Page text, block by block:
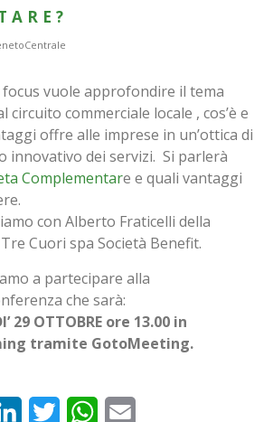
vuole approfondire il tema
circuito commerciale locale , cos’è e
offre alle imprese in un’ottica di
innovativo dei servizi. Si parlerà
Complementare e quali vantaggi
con Alberto Fraticelli della
Cuori spa Società Benefit.
a partecipare alla
che sarà:
29 OTTOBRE ore 13.00 in
tramite GotoMeeting.
LinkedInTwitter WhatsApp